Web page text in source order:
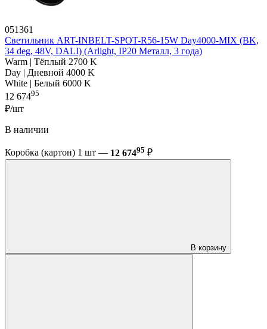
051361
Светильник ART-INBELT-SPOT-R56-15W Day4000-MIX (BK,
34 deg, 48V, DALI) (Arlight, IP20 Металл, 3 года)
Warm | Тёплый 2700 K
Day | Дневной 4000 K
White | Белый 6000 K
12 67495
₽/шт
В наличии
Коробка (картон) 1 шт — 12 67495 ₽
В корзину